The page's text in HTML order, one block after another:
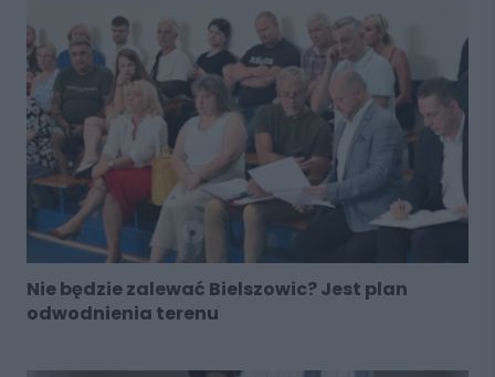
Nie będzie zalewać Bielszowic? Jest plan
odwodnienia terenu